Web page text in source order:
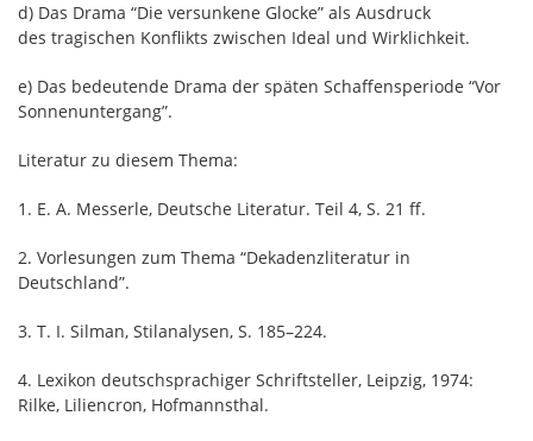
d) Das Drama “Die versunkene Glocke” als Ausdruck
des tragischen Konflikts zwischen Ideal und Wirklichkeit.
e) Das bedeutende Drama der späten Schaffensperiode “Vor
Sonnenuntergang”.
Literatur zu diesem Thema:
1. E. A. Messerle, Deutsche Literatur. Teil 4, S. 21 ff.
2. Vorlesungen zum Thema “Dekadenzliteratur in
Deutschland”.
3. T. I. Silman, Stilanalysen, S. 185–224.
4. Lexikon deutschsprachiger Schriftsteller, Leipzig, 1974:
Rilke, Liliencron, Hofmannsthal.